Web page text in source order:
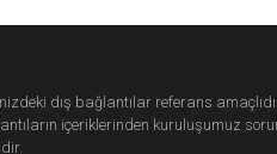
dış bağlantılar referans
içeriklerinden kuruluşumuz